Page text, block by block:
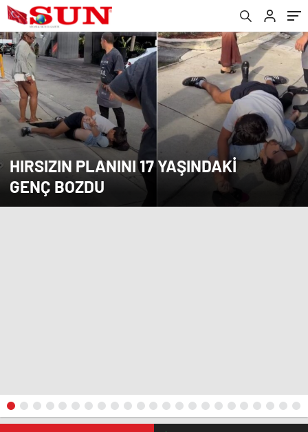
HIRSIZIN PLANINI 17 YAŞINDAKI
GENÇ BOZDU